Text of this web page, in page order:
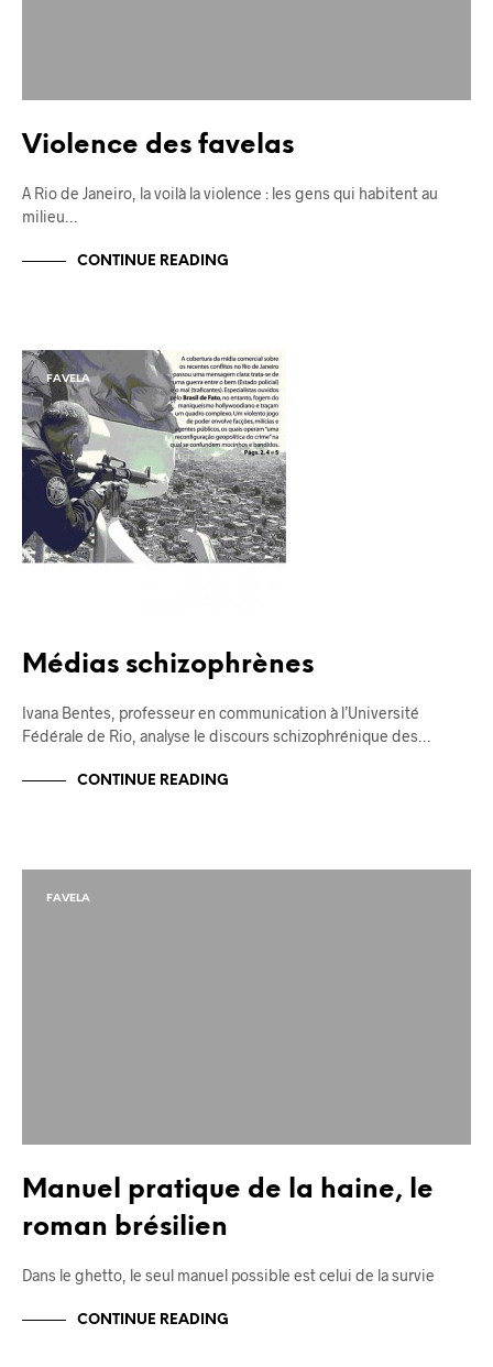
Violence des favelas
A Rio de Janeiro, la voilà la violence : les gens qui habitent au
milieu…
CONTINUE READING
FAVELA
Médias schizophrènes
Ivana Bentes, professeur en communication à l’Université
Fédérale de Rio, analyse le discours schizophrénique des…
CONTINUE READING
FAVELA
Manuel pratique de la haine, le
roman brésilien
Dans le ghetto, le seul manuel possible est celui de la survie
CONTINUE READING